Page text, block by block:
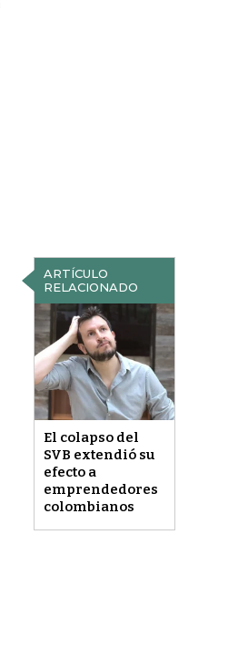
ARTÍCULO
RELACIONADO
El colapso del
SVB extendió su
efecto a
emprendedores
colombianos